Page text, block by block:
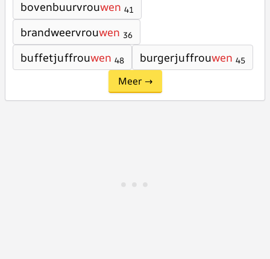
bovenbuurvrouwen 41
brandweervrouwen 36
buffetjuffrouwen 48 burgerjuffrouwen 45
Meer →